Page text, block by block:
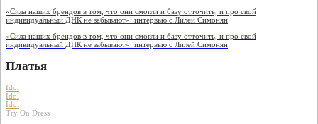
«Сила наших брендов в том, что они смогли и базу отточить, и про свой
индивидуальный ДНК не забывают»: интервью с Лилей Симонян
«Сила наших брендов в том, что они смогли и базу отточить, и про свой
индивидуальный ДНК не забывают»: интервью с Лилей Симонян
Платья
Idol
Idol
Idol
Try On Dress